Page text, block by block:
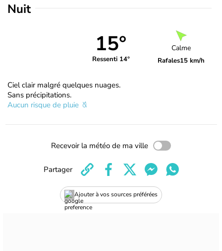
Nuit
15°
Ressenti 14°
Calme
Rafales15 km/h
Ciel clair malgré quelques nuages.
Sans précipitations.
Aucun risque de pluie
Recevoir la météo de ma ville
Ajouter à vos sources préférées
Partager